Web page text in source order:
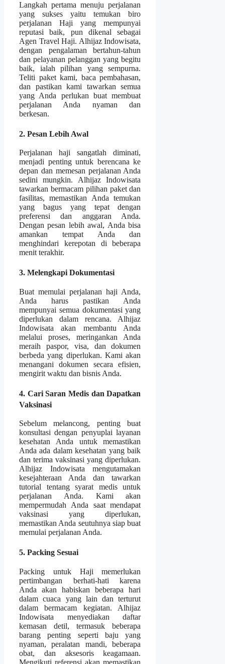
Langkah pertama menuju perjalanan
yang sukses yaitu temukan biro
perjalanan Haji yang mempunyai
reputasi baik, pun dikenal sebagai
Agen Travel Haji. Alhijaz Indowisata,
dengan pengalaman bertahun-tahun
dan pelayanan pelanggan yang begitu
baik, ialah pilihan yang sempurna.
Teliti paket kami, baca pembahasan,
dan pastikan kami tawarkan semua
yang Anda perlukan buat membuat
perjalanan Anda nyaman dan
berkesan.
2. Pesan Lebih Awal
Perjalanan haji sangatlah diminati,
menjadi penting untuk berencana ke
depan dan memesan perjalanan Anda
sedini mungkin. Alhijaz Indowisata
tawarkan bermacam pilihan paket dan
fasilitas, memastikan Anda temukan
yang bagus yang tepat dengan
preferensi dan anggaran Anda.
Dengan pesan lebih awal, Anda bisa
amankan tempat Anda dan
menghindari kerepotan di beberapa
menit terakhir.
3. Melengkapi Dokumentasi
Buat memulai perjalanan haji Anda,
Anda harus pastikan Anda
mempunyai semua dokumentasi yang
diperlukan dalam rencana. Alhijaz
Indowisata akan membantu Anda
melalui proses, meringankan Anda
meraih paspor, visa, dan dokumen
berbeda yang diperlukan. Kami akan
menangani dokumen secara efisien,
mengirit waktu dan bisnis Anda.
4. Cari Saran Medis dan Dapatkan
Vaksinasi
Sebelum melancong, penting buat
konsultasi dengan penyuplai layanan
kesehatan Anda untuk memastikan
Anda ada dalam kesehatan yang baik
dan terima vaksinasi yang diperlukan.
Alhijaz Indowisata mengutamakan
kesejahteraan Anda dan tawarkan
tutorial tentang syarat medis untuk
perjalanan Anda. Kami akan
mempermudah Anda saat mendapat
vaksinasi yang diperlukan,
memastikan Anda seutuhnya siap buat
memulai perjalanan Anda.
5. Packing Sesuai
Packing untuk Haji memerlukan
pertimbangan berhati-hati karena
Anda akan habiskan beberapa hari
dalam cuaca yang lain dan terturut
dalam bermacam kegiatan. Alhijaz
Indowisata menyediakan daftar
kemasan detil, termasuk beberapa
barang penting seperti baju yang
nyaman, peralatan mandi, beberapa
obat, dan aksesoris keagamaan.
Mengikuti referensi akan memastikan